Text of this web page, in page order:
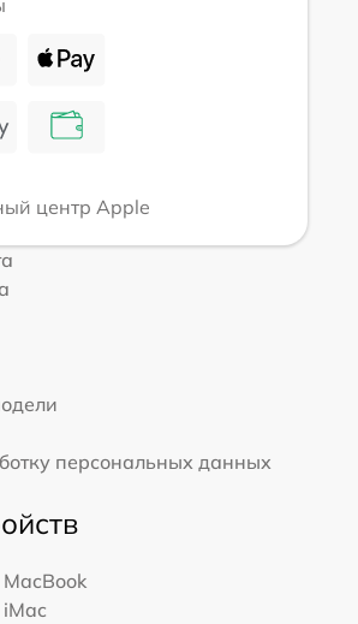
центр Apple
персональных данных
MacBook
iMac